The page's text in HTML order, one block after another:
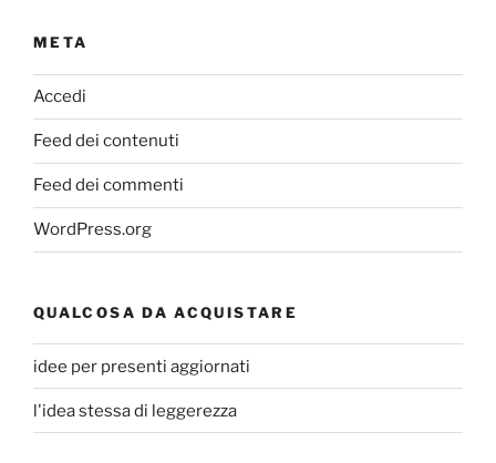
META
Accedi
Feed dei contenuti
Feed dei commenti
WordPress.org
QUALCOSA DA ACQUISTARE
idee per presenti aggiornati
l'idea stessa di leggerezza